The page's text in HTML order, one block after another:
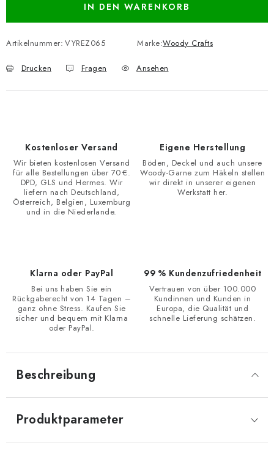
IN DEN WARENKORB
Artikelnummer: VYREZ065 Marke:Woody Crafts
Drucken Fragen Ansehen
Kostenloser Versand
Wir bieten kostenlosen Versand
für alle Bestellungen über 70 €.
DPD, GLS und Hermes. Wir
liefern nach Deutschland,
Österreich, Belgien, Luxemburg
und in die Niederlande.
Eigene Herstellung
Böden, Deckel und auch unsere
Woody-Garne zum Häkeln stellen
wir direkt in unserer eigenen
Werkstatt her.
Klarna oder PayPal
Bei uns haben Sie ein
Rückgaberecht von 14 Tagen –
ganz ohne Stress. Kaufen Sie
sicher und bequem mit Klarna
oder PayPal.
99 % Kundenzufriedenheit
Vertrauen von über 100.000
Kundinnen und Kunden in
Europa, die Qualität und
schnelle Lieferung schätzen.
Beschreibung
Produktparameter